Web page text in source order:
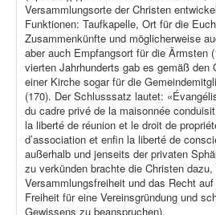
Versammlungsorte der Christen
Funktionen: Taufkapelle, Ort für die
Zusammenkünfte und möglicherweise
aber auch Empfangsort für die Ärmsten
vierten Jahrhunderts gab es gemäß den
einer Kirche sogar für die
(170). Der Schlusssatz lautet:
du cadre privé de la maisonnée
la liberté de réunion et le droit de
d’association et enfin la liberté de
außerhalb und jenseits der privaten
zu verkünden brachte die Christen
Versammlungsfreiheit und das Recht
Freiheit für eine Vereinsgründung und
Gewissens zu beanspruchen).